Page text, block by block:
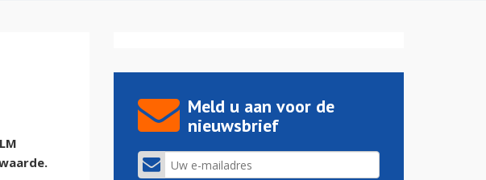
Meld u aan voor de
nieuwsbrief